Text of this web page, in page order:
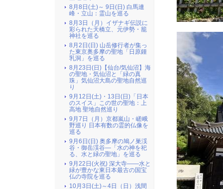
8月8日(土)～ 9日(日) 白馬連
峰・立山：霊山を巡る
8月3日（月）イザナギ伝説に
彩られた天橋立、元伊勢・籠
神社を巡る
8月2日(日) 山岳修行者が集っ
た東京奥多摩の聖地「日原鍾
乳洞」を巡る
8月23日(日)【仙台/気仙沼】海
の聖地・気仙沼と「緑の真
珠」気仙沼大島の聖地自然巡
り
9月12日(土)・13日(日)「日本
のスイス」この世の聖地：上
高地 聖地自然巡り
9月7日（月）京都嵐山・嵯峨
野巡り 日本有数の霊的仏像を
巡る
9月6日(日) 奥多摩の鳩ノ巣渓
谷・御岳渓谷―「水の神を祀
る、水と緑の聖地」を巡る
9月22日(火祝) 深大寺――水と
緑が豊かな東日本最古の国宝
仏の寺院を巡る
10月3日(土)～4日（日）浅間